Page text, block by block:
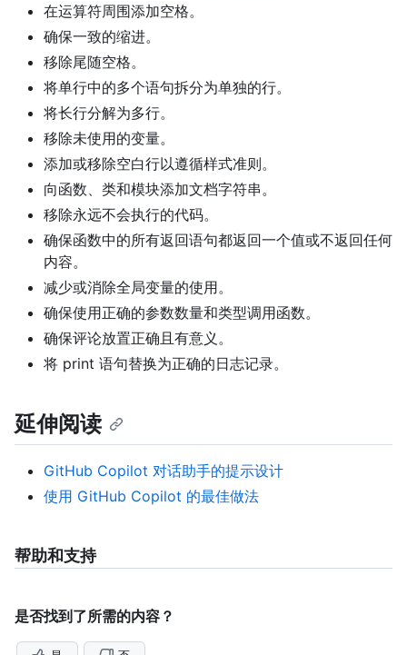
在运算符周围添加空格。
确保一致的缩进。
移除尾随空格。
将单行中的多个语句拆分为单独的行。
将长行分解为多行。
移除未使用的变量。
添加或移除空白行以遵循样式准则。
向函数、类和模块添加文档字符串。
移除永远不会执行的代码。
确保函数中的所有返回语句都返回一个值或不返回任何
内容。
减少或消除全局变量的使用。
确保使用正确的参数数量和类型调用函数。
确保评论放置正确且有意义。
将 print 语句替换为正确的日志记录。
延伸阅读
GitHub Copilot 对话助手的提示设计
使用 GitHub Copilot 的最佳做法
帮助和支持
是否找到了所需的内容？